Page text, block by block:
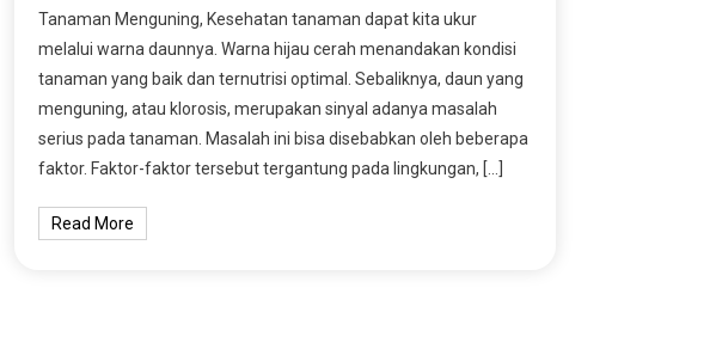
Tanaman Menguning, Kesehatan tanaman dapat kita ukur
melalui warna daunnya. Warna hijau cerah menandakan kondisi
tanaman yang baik dan ternutrisi optimal. Sebaliknya, daun yang
menguning, atau klorosis, merupakan sinyal adanya masalah
serius pada tanaman. Masalah ini bisa disebabkan oleh beberapa
faktor. Faktor-faktor tersebut tergantung pada lingkungan, […]
Read More